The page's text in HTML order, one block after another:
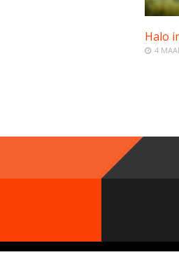
Halo
4